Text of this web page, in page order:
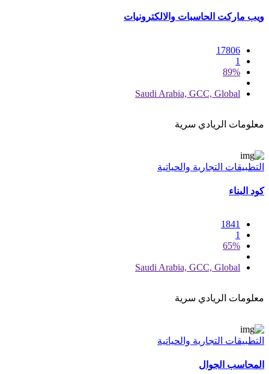
ويب ماركت الحاسبات والالكترونيات
17806
1
89%
Saudi Arabia, GCC, Global
معلومات الريادي سرية
التطبيقات التجارية والحياتية
كود البناء
1841
1
65%
Saudi Arabia, GCC, Global
معلومات الريادي سرية
التطبيقات التجارية والحياتية
المحاسب الجوال